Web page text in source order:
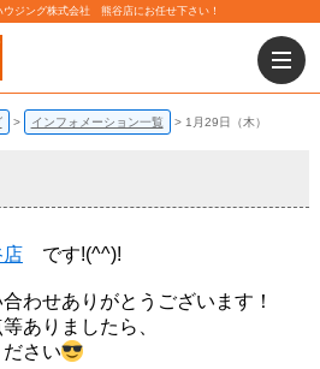
ジング株式会社 熊谷店にお任せ下さい！
インフォメーション一覧 1月29日（木）
です!(^^)!
わせありがとうございます！
ありましたら、
さい